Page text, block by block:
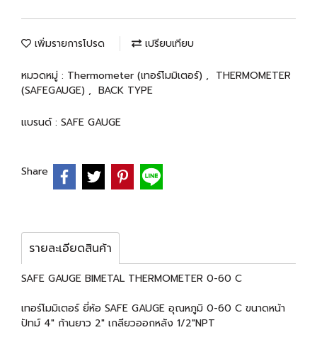
เพิ่มรายการโปรด เปรียบเทียบ
หมวดหมู่ : Thermometer (เทอร์โมมิเตอร์) , THERMOMETER
(SAFEGAUGE) , BACK TYPE
แบรนด์ : SAFE GAUGE
Share
รายละเอียดสินค้า
SAFE GAUGE BIMETAL THERMOMETER 0-60 C
เทอร์โมมิเตอร์ ยี่ห้อ SAFE GAUGE อุณหภูมิ 0-60 C ขนาดหน้า
ปัทม์ 4" ก้านยาว 2" เกลียวออกหลัง 1/2"NPT